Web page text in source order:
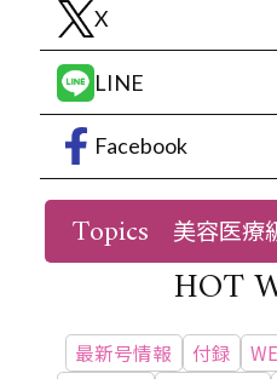
X
LINE
Facebook
HOT
最新号情報 付録
Topics 美容医療